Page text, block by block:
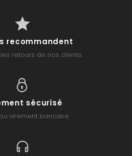
recommandent
retours de nos clients
sécurisé
virement bancaire